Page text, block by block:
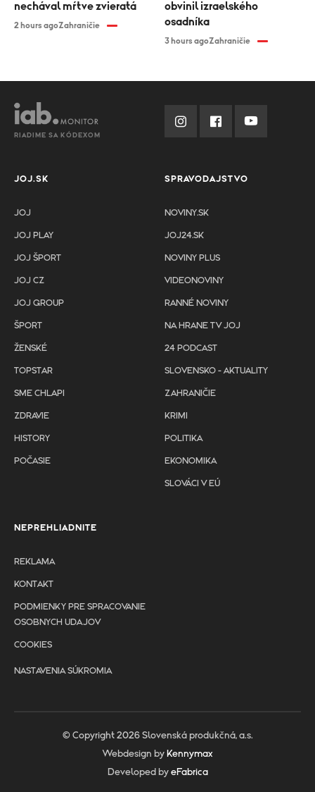
nechával mŕtve zvieratá
2 hours agoZahraničie
obvinil izraelského
osadníka
3 hours agoZahraničie
RIADIME SA KÓDEXOM
JOJ.SK
JOJ
JOJ PLAY
JOJ ŠPORT
JOJ CZ
JOJ GROUP
ŠPORT
ŽENSKÉ
TOPSTAR
SME CHLAPI
ZDRAVIE
HISTORY
POČASIE
SPRAVODAJSTVO
NOVINY.SK
JOJ24.SK
NOVINY PLUS
VIDEONOVINY
RANNÉ NOVINY
NA HRANE TV JOJ
24 PODCAST
SLOVENSKO - AKTUALITY
ZAHRANIČIE
KRIMI
POLITIKA
EKONOMIKA
SLOVÁCI V EÚ
NEPREHLIADNITE
REKLAMA
KONTAKT
PODMIENKY PRE SPRACOVANIE
OSOBNYCH UDAJOV
COOKIES
NASTAVENIA SÚKROMIA
© Copyright 2026 Slovenská produkčná, a.s.
Webdesign by Kennymax
Developed by eFabrica